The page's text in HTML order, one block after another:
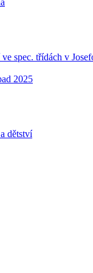
spec. třídách v
2025
dětství